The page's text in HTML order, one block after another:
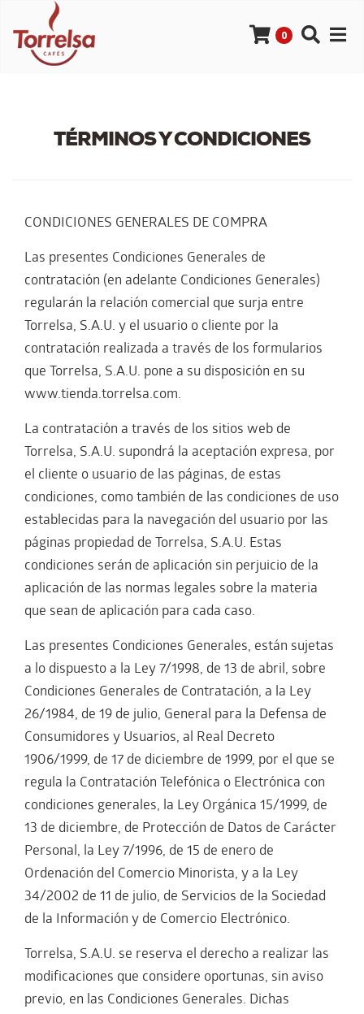
0
TÉRMINOS Y CONDICIONES
CONDICIONES GENERALES DE COMPRA
Las presentes Condiciones Generales de
contratación (en adelante Condiciones Generales)
regularán la relación comercial que surja entre
Torrelsa, S.A.U. y el usuario o cliente por la
contratación realizada a través de los formularios
que Torrelsa, S.A.U. pone a su disposición en su
www.tienda.torrelsa.com.
La contratación a través de los sitios web de
Torrelsa, S.A.U. supondrá la aceptación expresa, por
el cliente o usuario de las páginas, de estas
condiciones, como también de las condiciones de uso
establecidas para la navegación del usuario por las
páginas propiedad de Torrelsa, S.A.U. Estas
condiciones serán de aplicación sin perjuicio de la
aplicación de las normas legales sobre la materia
que sean de aplicación para cada caso.
Las presentes Condiciones Generales, están sujetas
a lo dispuesto a la Ley 7/1998, de 13 de abril, sobre
Condiciones Generales de Contratación, a la Ley
26/1984, de 19 de julio, General para la Defensa de
Consumidores y Usuarios, al Real Decreto
1906/1999, de 17 de diciembre de 1999, por el que se
regula la Contratación Telefónica o Electrónica con
condiciones generales, la Ley Orgánica 15/1999, de
13 de diciembre, de Protección de Datos de Carácter
Personal, la Ley 7/1996, de 15 de enero de
Ordenación del Comercio Minorista, y a la Ley
34/2002 de 11 de julio, de Servicios de la Sociedad
de la Información y de Comercio Electrónico.
Torrelsa, S.A.U. se reserva el derecho a realizar las
modificaciones que considere oportunas, sin aviso
previo, en las Condiciones Generales. Dichas